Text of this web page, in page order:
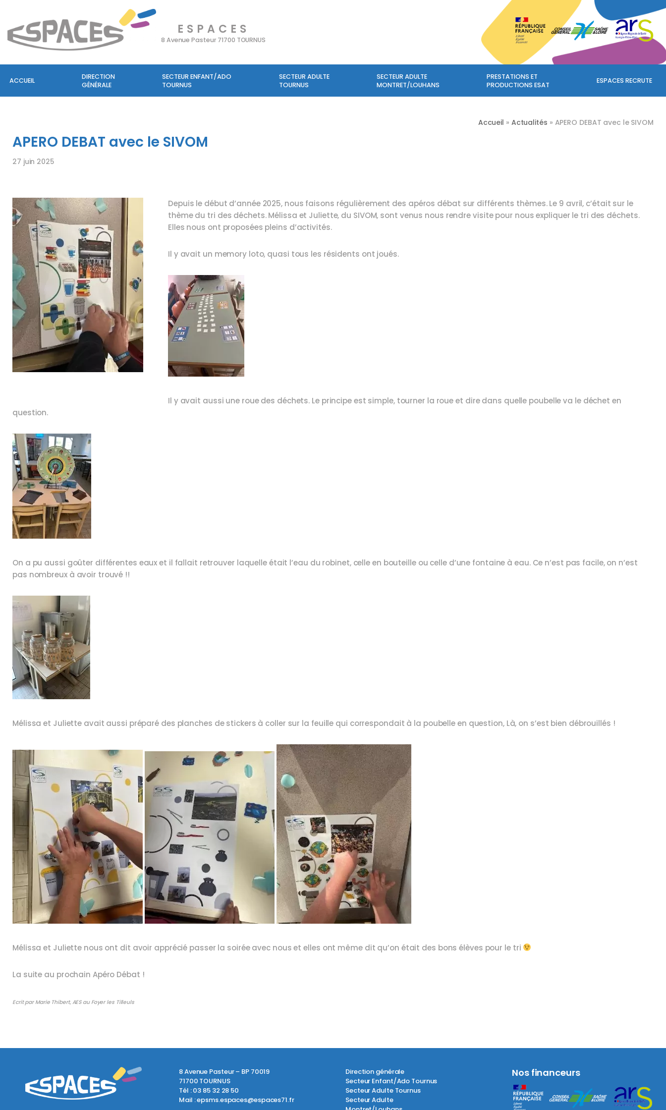
Aller
au
contenu
ESPACES
8 Avenue Pasteur 71700 TOURNUS
ACCUEIL
DIRECTION
GÉNÉRALE
SECTEUR ENFANT/ADO
TOURNUS
SECTEUR ADULTE
TOURNUS
SECTEUR ADULTE
MONTRET/LOUHANS
PRESTATIONS ET
PRODUCTIONS ESAT
ESPACES RECRUTE
Accueil » Actualités » APERO DEBAT avec le SIVOM
APERO DEBAT avec le SIVOM
27 juin 2025
Depuis le début d’année 2025, nous faisons régulièrement des apéros débat sur différents thèmes. Le 9 avril, c’était sur le
thème du tri des déchets. Mélissa et Juliette, du SIVOM, sont venus nous rendre visite pour nous expliquer le tri des déchets.
Elles nous ont proposées pleins d’activités.
Il y avait un memory loto, quasi tous les résidents ont joués.
Il y avait aussi une roue des déchets. Le principe est simple, tourner la roue et dire dans quelle poubelle va le déchet en
question.
On a pu aussi goûter différentes eaux et il fallait retrouver laquelle était l’eau du robinet, celle en bouteille ou celle d’une fontaine à eau. Ce n’est pas facile, on n’est
pas nombreux à avoir trouvé !!
Mélissa et Juliette avait aussi préparé des planches de stickers à coller sur la feuille qui correspondait à la poubelle en question, Là, on s’est bien débrouillés !
Mélissa et Juliette nous ont dit avoir apprécié passer la soirée avec nous et elles ont même dit qu’on était des bons élèves pour le tri
La suite au prochain Apéro Débat !
Ecrit par Marie Thibert, AES au Foyer les Tilleuls
8 Avenue Pasteur – BP 70019
71700 TOURNUS
Tél :03 85 32 28 50
Mail :epsms.espaces@espaces71.fr
Direction générale
Secteur Enfant/Ado Tournus
Secteur Adulte Tournus
Secteur Adulte
Nos financeurs